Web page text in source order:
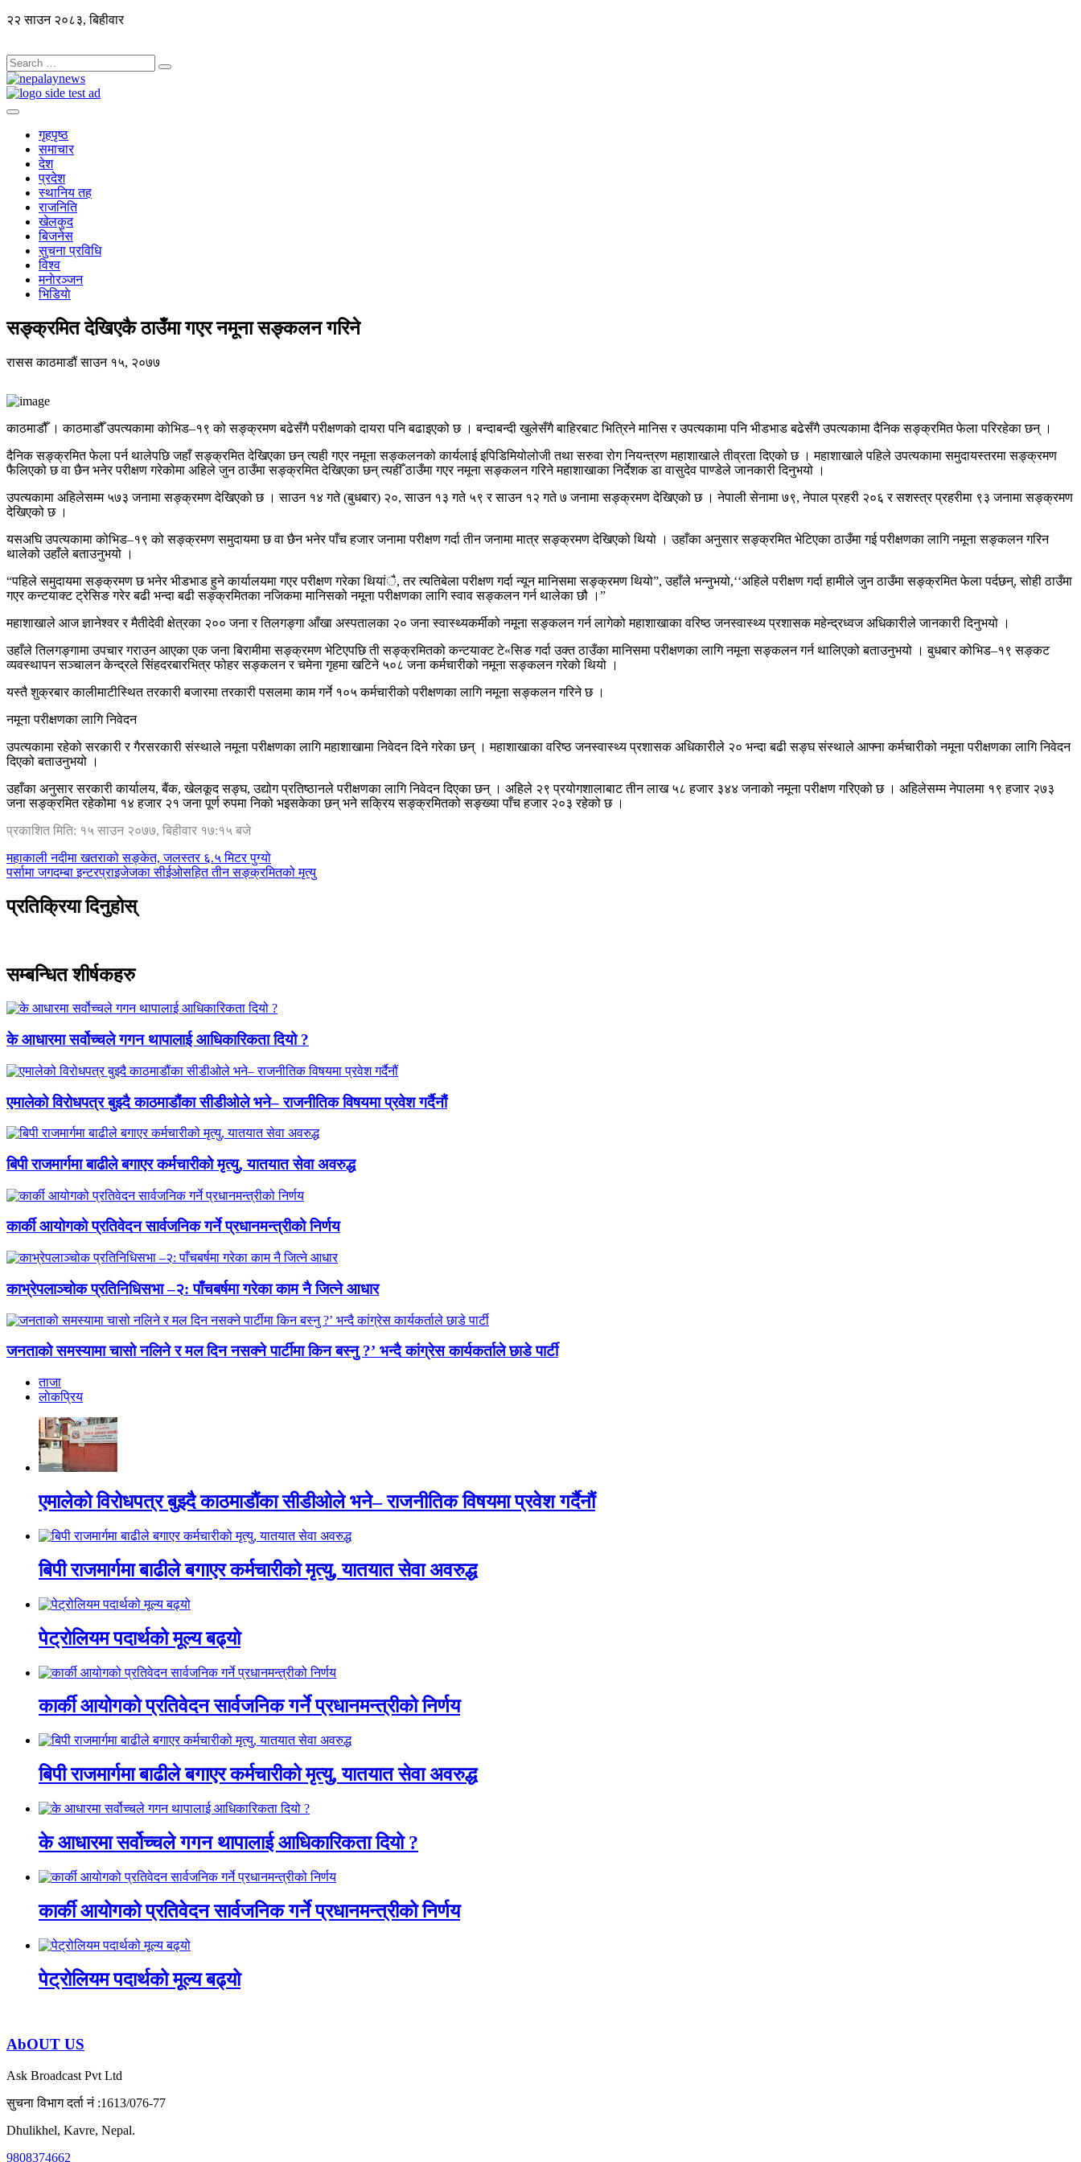
२२ साउन २०८३, बिहीवार
गृहपृष्ठ
समाचार
देश
प्रदेश
स्थानिय तह
राजनिति
खेलकुद
बिजनेस
सुचना प्रविधि
विश्व
मनाेरञ्जन
भिडियाे
सङ्क्रमित देखिएकै ठाउँमा गएर नमूना सङ्कलन गरिने
राससकाठमाडौंसाउन १५, २०७७
काठमाडौँ । काठमाडौँ उपत्यकामा कोभिड–१९ को सङ्क्रमण बढेसँगै परीक्षणको दायरा पनि बढाइएको छ । बन्दाबन्दी खुलेसँगै बाहिरबाट भित्रिने मानिस र उपत्यकामा पनि भीडभाड बढेसँगै उपत्यकामा दैनिक सङ्क्रमित फेला परिरहेका छन् ।
दैनिक सङ्क्रमित फेला पर्न थालेपछि जहाँ सङ्क्रमित देखिएका छन् त्यही गएर नमूना सङ्कलनको कार्यलाई इपिडिमियोलोजी तथा सरुवा रोग नियन्त्रण महाशाखाले तीव्रता दिएको छ । महाशाखाले पहिले उपत्यकामा समुदायस्तरमा सङ्क्रमण
फैलिएको छ वा छैन भनेर परीक्षण गरेकोमा अहिले जुन ठाउँमा सङ्क्रमित देखिएका छन् त्यहीँ ठाउँमा गएर नमूना सङ्कलन गरिने महाशाखाका निर्देशक डा वासुदेव पाण्डेले जानकारी दिनुभयो ।
उपत्यकामा अहिलेसम्म ५७३ जनामा सङ्क्रमण देखिएको छ । साउन १४ गते (बुधबार) २०, साउन १३ गते ५९ र साउन १२ गते ७ जनामा सङ्क्रमण देखिएको छ । नेपाली सेनामा ७९, नेपाल प्रहरी २०६ र सशस्त्र प्रहरीमा ९३ जनामा सङ्क्रमण
देखिएको छ ।
यसअघि उपत्यकामा कोभिड–१९ को सङ्क्रमण समुदायमा छ वा छैन भनेर पाँच हजार जनामा परीक्षण गर्दा तीन जनामा मात्र सङ्क्रमण देखिएको थियो । उहाँका अनुसार सङ्क्रमित भेटिएका ठाउँमा गई परीक्षणका लागि नमूना सङ्कलन गरिन
थालेको उहाँले बताउनुभयो ।
“पहिले समुदायमा सङ्क्रमण छ भनेर भीडभाड हुने कार्यालयमा गएर परीक्षण गरेका थियांै, तर त्यतिबेला परीक्षण गर्दा न्यून मानिसमा सङ्क्रमण थियो”, उहाँले भन्नुभयो,‘‘अहिले परीक्षण गर्दा हामीले जुन ठाउँमा सङ्क्रमित फेला पर्दछन्, सोही ठाउँमा
गएर कन्टयाक्ट ट्रेसिङ गरेर बढी भन्दा बढी सङ्क्रमितका नजिकमा मानिसको नमूना परीक्षणका लागि स्वाव सङ्कलन गर्न थालेका छौ ।”
महाशाखाले आज ज्ञानेश्वर र मैतीदेवी क्षेत्रका २०० जना र तिलगङ्गा आँखा अस्पतालका २० जना स्वास्थ्यकर्मीको नमूना सङ्कलन गर्न लागेको महाशाखाका वरिष्ठ जनस्वास्थ्य प्रशासक महेन्द्रध्वज अधिकारीले जानकारी दिनुभयो ।
उहाँले तिलगङ्गामा उपचार गराउन आएका एक जना बिरामीमा सङ्क्रमण भेटिएपछि ती सङ्क्रमितको कन्टयाक्ट टे«सिङ गर्दा उक्त ठाउँका मानिसमा परीक्षणका लागि नमूना सङ्कलन गर्न थालिएको बताउनुभयो । बुधबार कोभिड–१९ सङ्कट
व्यवस्थापन सञ्चालन केन्द्रले सिंहदरबारभित्र फोहर सङ्कलन र चमेना गृहमा खटिने ५०८ जना कर्मचारीको नमूना सङ्कलन गरेको थियो ।
यस्तै शुक्रबार कालीमाटीस्थित तरकारी बजारमा तरकारी पसलमा काम गर्ने १०५ कर्मचारीको परीक्षणका लागि नमूना सङ्कलन गरिने छ ।
नमूना परीक्षणका लागि निवेदन
उपत्यकामा रहेको सरकारी र गैरसरकारी संस्थाले नमूना परीक्षणका लागि महाशाखामा निवेदन दिने गरेका छन् । महाशाखाका वरिष्ठ जनस्वास्थ्य प्रशासक अधिकारीले २० भन्दा बढी सङ्घ संस्थाले आफ्ना कर्मचारीको नमूना परीक्षणका लागि निवेदन
दिएको बताउनुभयो ।
उहाँका अनुसार सरकारी कार्यालय, बैंक, खेलकूद सङ्घ, उद्योग प्रतिष्ठानले परीक्षणका लागि निवेदन दिएका छन् । अहिले २९ प्रयोगशालाबाट तीन लाख ५८ हजार ३४४ जनाको नमूना परीक्षण गरिएको छ । अहिलेसम्म नेपालमा १९ हजार २७३
जना सङ्क्रमित रहेकोमा १४ हजार २१ जना पूर्ण रुपमा निको भइसकेका छन् भने सक्रिय सङ्क्रमितको सङ्ख्या पाँच हजार २०३ रहेको छ ।
प्रकाशित मिति: १५ साउन २०७७, बिहीवार १७:१५ बजे
महाकाली नदीमा खतराको सङ्केत, जलस्तर ६.५ मिटर पुग्यो
पर्सामा जगदम्बा इन्टरप्राइजेजका सीईओसहित तीन सङ्क्रमितको मृत्यु
प्रतिक्रिया दिनुहोस्
सम्बन्धित शीर्षकहरु
के आधारमा सर्वोच्चले गगन थापालाई आधिकारिकता दियो ?
एमालेको विरोधपत्र बुझ्दै काठमाडौंका सीडीओले भने– राजनीतिक विषयमा प्रवेश गर्दैनौं
बिपी राजमार्गमा बाढीले बगाएर कर्मचारीको मृत्यु, यातयात सेवा अवरुद्ध
कार्की आयोगको प्रतिवेदन सार्वजनिक गर्ने प्रधानमन्त्रीको निर्णय
काभ्रेपलाञ्चोक प्रतिनिधिसभा –२: पाँचबर्षमा गरेका काम नै जित्ने आधार
जनताको समस्यामा चासो नलिने र मल दिन नसक्ने पार्टीमा किन बस्नु ?’ भन्दै कांग्रेस कार्यकर्ताले छाडे पार्टी
ताजा
लाेकप्रिय
एमालेको विरोधपत्र बुझ्दै काठमाडौंका सीडीओले भने– राजनीतिक विषयमा प्रवेश गर्दैनौं
बिपी राजमार्गमा बाढीले बगाएर कर्मचारीको मृत्यु, यातयात सेवा अवरुद्ध
पेट्रोलियम पदार्थको मूल्य बढ्यो
कार्की आयोगको प्रतिवेदन सार्वजनिक गर्ने प्रधानमन्त्रीको निर्णय
बिपी राजमार्गमा बाढीले बगाएर कर्मचारीको मृत्यु, यातयात सेवा अवरुद्ध
के आधारमा सर्वोच्चले गगन थापालाई आधिकारिकता दियो ?
कार्की आयोगको प्रतिवेदन सार्वजनिक गर्ने प्रधानमन्त्रीको निर्णय
पेट्रोलियम पदार्थको मूल्य बढ्यो
AbOUT US
Ask Broadcast Pvt Ltd
सुचना विभाग दर्ता नं :1613/076-77
Dhulikhel, Kavre, Nepal.
9808374662